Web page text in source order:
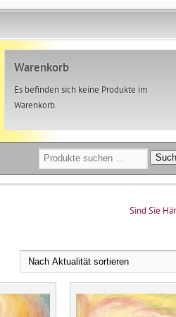
Warenkorb
Es befinden sich keine Produkte im
Warenkorb.
Suchen
nach:
Sind Sie